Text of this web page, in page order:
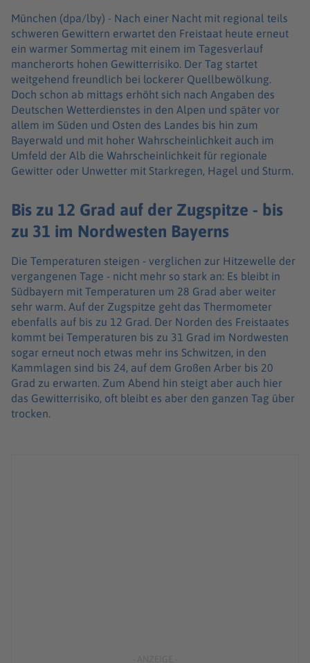
München (dpa/lby) - Nach einer Nacht mit regional teils
schweren Gewittern erwartet den Freistaat heute erneut
ein warmer Sommertag mit einem im Tagesverlauf
mancherorts hohen Gewitterrisiko. Der Tag startet
weitgehend freundlich bei lockerer Quellbewölkung.
Doch schon ab mittags erhöht sich nach Angaben des
Deutschen Wetterdienstes in den Alpen und später vor
allem im Süden und Osten des Landes bis hin zum
Bayerwald und mit hoher Wahrscheinlichkeit auch im
Umfeld der Alb die Wahrscheinlichkeit für regionale
Gewitter oder Unwetter mit Starkregen, Hagel und Sturm.
Bis zu 12 Grad auf der Zugspitze - bis
zu 31 im Nordwesten Bayerns
Die Temperaturen steigen - verglichen zur Hitzewelle der
vergangenen Tage - nicht mehr so stark an: Es bleibt in
Südbayern mit Temperaturen um 28 Grad aber weiter
sehr warm. Auf der Zugspitze geht das Thermometer
ebenfalls auf bis zu 12 Grad. Der Norden des Freistaates
kommt bei Temperaturen bis zu 31 Grad im Nordwesten
sogar erneut noch etwas mehr ins Schwitzen, in den
Kammlagen sind bis 24, auf dem Großen Arber bis 20
Grad zu erwarten. Zum Abend hin steigt aber auch hier
das Gewitterrisiko, oft bleibt es aber den ganzen Tag über
trocken.